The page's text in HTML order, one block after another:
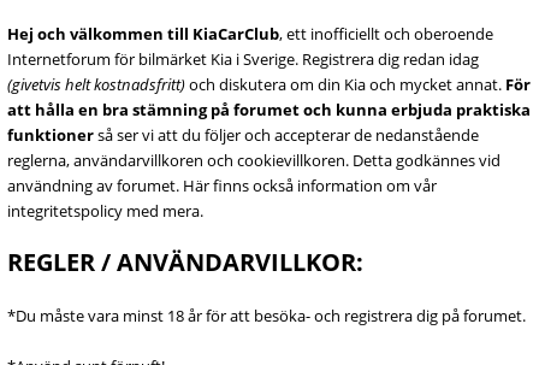
Hej och välkommen till KiaCarClub, ett inofficiellt och oberoende
Internetforum för bilmärket Kia i Sverige. Registrera dig redan idag
(givetvis helt kostnadsfritt)och diskutera om din Kia och mycket annat. För
att hålla en bra stämning på forumet och kunna erbjuda praktiska
funktionerså ser vi att du följer och accepterar de nedanstående
reglerna, användarvillkoren och cookievillkoren. Detta godkännes vid
användning av forumet. Här finns också information om vår
integritetspolicy med mera.
REGLER / ANVÄNDARVILLKOR:
*Du måste vara minst 18 år för att besöka- och registrera dig på forumet.